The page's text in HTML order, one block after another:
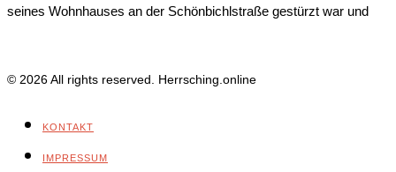
seines Wohnhauses an der Schönbichlstraße gestürzt war und
© 2026 All rights reserved. Herrsching.online
KONTAKT
IMPRESSUM